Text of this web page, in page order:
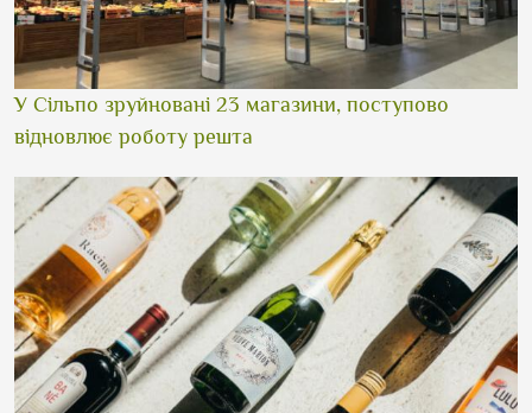
У Сільпо зруйновані 23 магазини, поступово
відновлює роботу решта